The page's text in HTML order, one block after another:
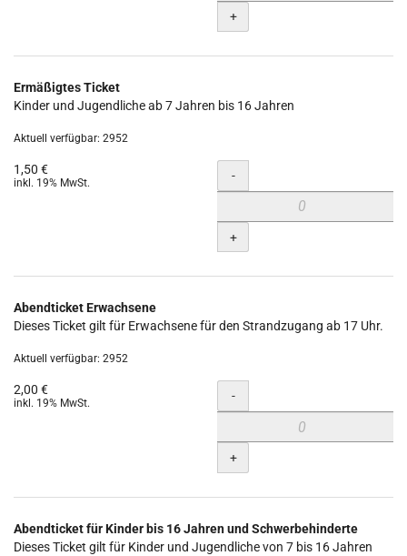
+
Ermäßigtes Ticket
Kinder und Jugendliche ab 7 Jahren bis 16 Jahren
Aktuell verfügbar: 2952
1,50 €
inkl. 19% MwSt. Menge
-
+
Abendticket Erwachsene
Dieses Ticket gilt für Erwachsene für den Strandzugang ab 17 Uhr.
Aktuell verfügbar: 2952
2,00 €
inkl. 19% MwSt. Menge
-
+
Abendticket für Kinder bis 16 Jahren und Schwerbehinderte
Dieses Ticket gilt für Kinder und Jugendliche von 7 bis 16 Jahren